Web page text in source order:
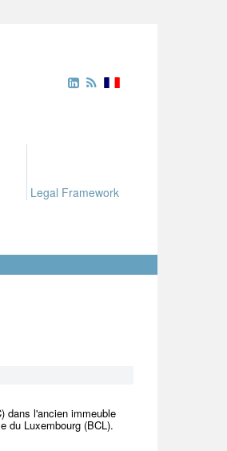
Legal Framework
dans l'ancien immeuble
du Luxembourg (BCL).